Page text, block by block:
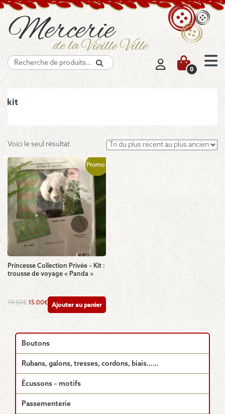
Recherche
0
kit
Voici le seul résultat
Promo !
Princesse Collection Privée – Kit :
trousse de voyage « Panda »
19.50€ Le
prix
initial
était :
19.50€.
15.00€Le
prix
actuel
est :
15.00€.
Ajouter au panier
Boutons
Rubans, galons, tresses, cordons, biais……
Écussons – motifs
Passementerie